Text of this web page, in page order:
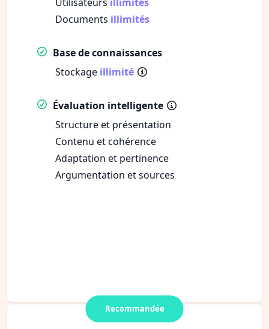
Documents illimités
Base de connaissances
Stockage illimité
Évaluation intelligente
Structure et présentation
Contenu et cohérence
Adaptation et pertinence
Argumentation et sources
Recommandée